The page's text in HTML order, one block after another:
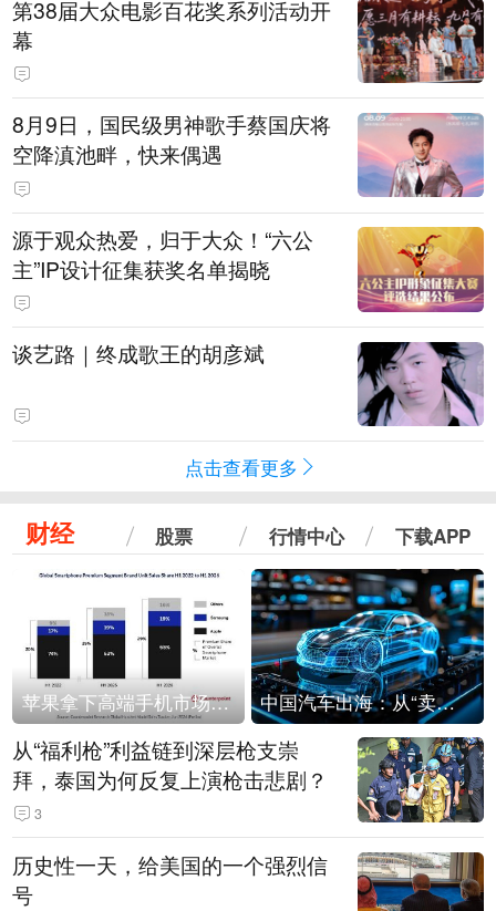
第38届大众电影百花奖系列活动开
幕
8月9日，国民级男神歌手蔡国庆将
空降滇池畔，快来偶遇
源于观众热爱，归于大众！“六公
主”IP设计征集获奖名单揭晓
谈艺路｜终成歌王的胡彦斌
点击查看更多
财经 股票 行情中心 下载APP
苹果拿下高端手机市场65%的份额：iPhone 17系列功不可没 中国汽车出海：从“卖出去”到“走进去”
从“福利枪”利益链到深层枪支崇
拜，泰国为何反复上演枪击悲剧？
3
历史性一天，给美国的一个强烈信
号